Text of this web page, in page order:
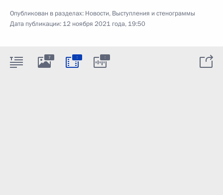
Опубликован в разделах: Новости, Выступления и стенограммы
Дата публикации: 12 ноября 2021 года, 19:50
7 : :